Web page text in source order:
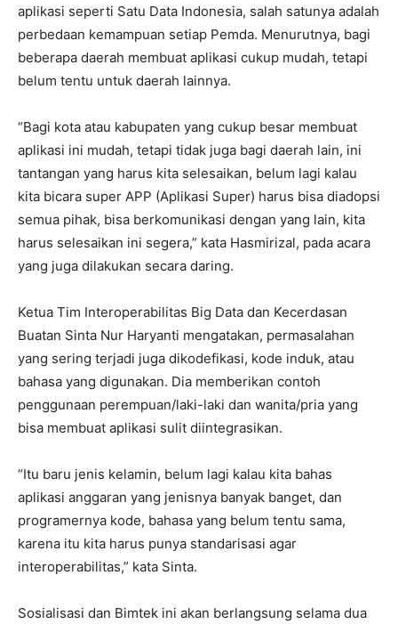
aplikasi seperti Satu Data Indonesia, salah satunya adalah
perbedaan kemampuan setiap Pemda. Menurutnya, bagi
beberapa daerah membuat aplikasi cukup mudah, tetapi
belum tentu untuk daerah lainnya.
“Bagi kota atau kabupaten yang cukup besar membuat
aplikasi ini mudah, tetapi tidak juga bagi daerah lain, ini
tantangan yang harus kita selesaikan, belum lagi kalau
kita bicara super APP (Aplikasi Super) harus bisa diadopsi
semua pihak, bisa berkomunikasi dengan yang lain, kita
harus selesaikan ini segera,” kata Hasmirizal, pada acara
yang juga dilakukan secara daring.
Ketua Tim Interoperabilitas Big Data dan Kecerdasan
Buatan Sinta Nur Haryanti mengatakan, permasalahan
yang sering terjadi juga dikodefikasi, kode induk, atau
bahasa yang digunakan. Dia memberikan contoh
penggunaan perempuan/laki-laki dan wanita/pria yang
bisa membuat aplikasi sulit diintegrasikan.
“Itu baru jenis kelamin, belum lagi kalau kita bahas
aplikasi anggaran yang jenisnya banyak banget, dan
programernya kode, bahasa yang belum tentu sama,
karena itu kita harus punya standarisasi agar
interoperabilitas,” kata Sinta.
Sosialisasi dan Bimtek ini akan berlangsung selama dua